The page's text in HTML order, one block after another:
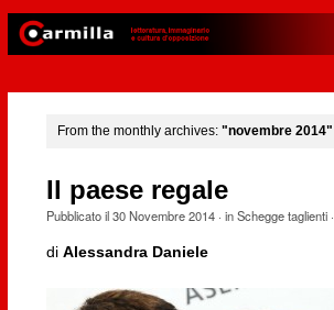
From the monthly archives: "novembre 2014"
Il paese regale
Pubblicato il30 Novembre 2014· inSchegge taglienti·
di Alessandra Daniele